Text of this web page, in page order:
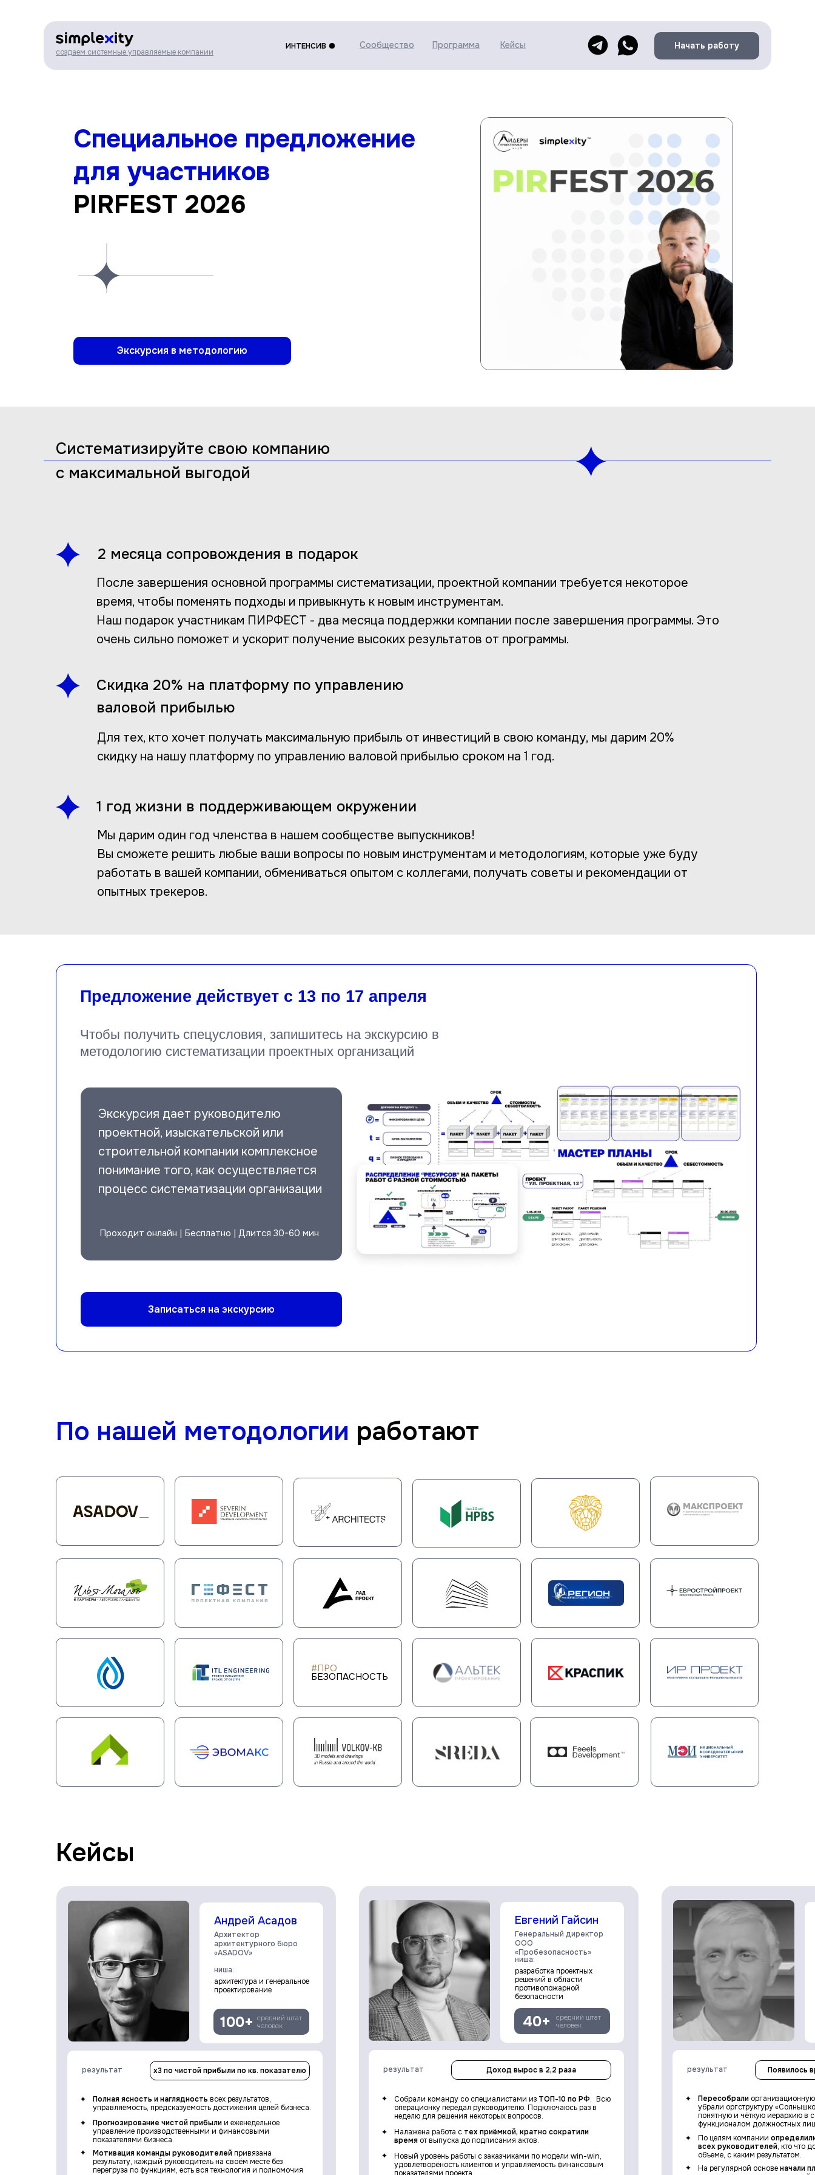
Кейсы
Программа
Сообщество
создаем системные управляемые компании
Начать работу
ИНТЕНСИВ
Экскурсия в методологию
Специальное предложение
для участников
PIRFEST 2026
Систематизируйте свою компанию
с максимальной выгодой
2 месяца сопровождения в подарок
После завершения основной программы систематизации, проектной компании требуется некоторое
время, чтобы поменять подходы и привыкнуть к новым инструментам.
Наш подарок участникам ПИРФЕСТ - два месяца поддержки компании после завершения программы. Это
очень сильно поможет и ускорит получение высоких результатов от программы.
Скидка 20% на платформу по управлению
валовой прибылью
Для тех, кто хочет получать максимальную прибыль от инвестиций в свою команду, мы дарим 20%
скидку на нашу платформу по управлению валовой прибылью сроком на 1 год.
1 год жизни в поддерживающем окружении
Мы дарим один год членства в нашем сообществе выпускников!
Вы сможете решить любые ваши вопросы по новым инструментам и методологиям, которые уже буду
работать в вашей компании, обмениваться опытом с коллегами, получать советы и рекомендации от
опытных трекеров.
Предложение действует с 13 по 17 апреля
Чтобы получить спецусловия, запишитесь на экскурсию в
методологию систематизации проектных организаций
Записаться на экскурсию
Проходит онлайн | Бесплатно | Длится 30-60 мин
Проходит онлайн
Бесплатно
Длится 30-60 мин
Экскурсия дает руководителю
проектной, изыскательской или
строительной компании комплексное
понимание того, как осуществляется
процесс систематизации организации
По нашей методологии работают
#ПРО
БЕЗОПАСНОСТЬ
Кейсы
средний штат
человек
100+
ниша:
архитектура и генеральное
проектирование
Архитектор
архитектурного бюро
«ASADOV»
Андрей Асадов
результат х3 по чистой прибыли по кв. показателю
Полная ясность и наглядностьвсех результатов,
управляемость, предсказуемость достижения целей бизнеса.
Прогнозирование чистой прибылии еженедельное
управление производственными и финансовыми
показателями бизнеса.
Мотивация команды руководителейпривязана
результату, каждый руководитель на своём месте без
перегруза по функциям, есть вся технология и полномочия
средний штат
человек
40+
ниша:
разработка проектных
решений в области
противопожарной
безопасности
Генеральный директор
ООО
«Пробезопасность»
Евгений Гайсин
результат Доход вырос в 2,2 раза
Собрали команду со специалистами из ТОП-10 по РФ. Всю
операционку передал руководителю. Подключаюсь раз в
неделю для решения некоторых вопросов.
Налажена работа с тех приёмкой, кратно сократили
время от выпуска до подписания актов.
Новый уровень работы с заказчиками по модели win-win,
удовлетворёность клиентов и управляемость финансовым
результат Появилось
Пересобрали
убрали оргструктуру
понятную и чёткую иерархию в
функционалом должностных
По целям компании
всех руководителей, кто что
объеме, с каким результатом.
На регулярной основеначали